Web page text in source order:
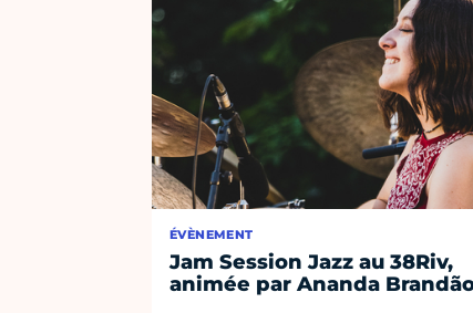
ÉVÈNEMENT
Jam Session Jazz au 38Riv,
animée par Ananda